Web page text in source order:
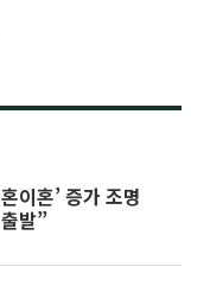
이혼’ 증가 조명
발”